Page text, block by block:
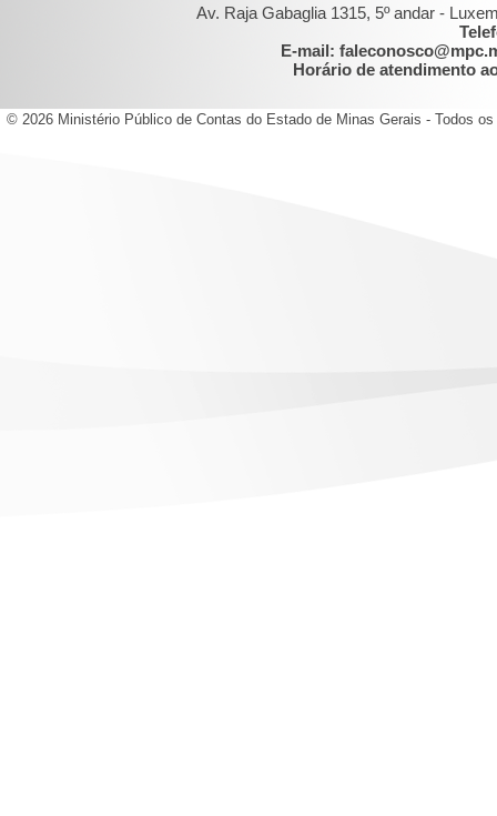
Av. Raja Gabaglia 1315, 5º andar -
E-mail:
Horário de atendimento
© 2026 Ministério Público de Contas do Estado de Minas Gerais - Todos